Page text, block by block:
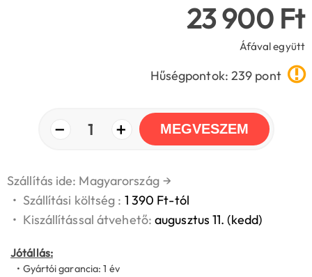
23 900 Ft
Áfával együtt
Hűségpontok: 239 pont
− 1 + MEGVESZEM
Szállítás ide: Magyarország →
• Szállítási költség : 1 390 Ft-tól
• Kiszállítással átvehető:augusztus 11. (kedd)
Jótállás:
• Gyártói garancia: 1 év